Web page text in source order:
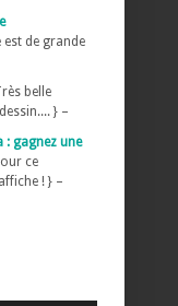
de grande
belle
} –
: gagnez une
ce
! } –